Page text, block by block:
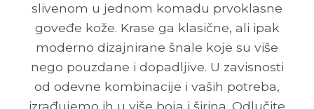
slivenom u jednom komadu prvoklasne
goveđe kože. Krase ga klasične, ali ipak
moderno dizajnirane šnale koje su više
nego pouzdane i dopadljive. U zavisnosti
od odevne kombinacije i vaših potreba,
izrađujemo ih u više boja i širina. Odlučite